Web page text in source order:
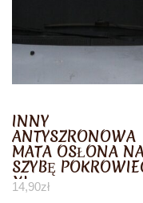
INNY
ANTYSZRONOWA
MATA OSŁONA
SZYBĘ
XL
14,90zł